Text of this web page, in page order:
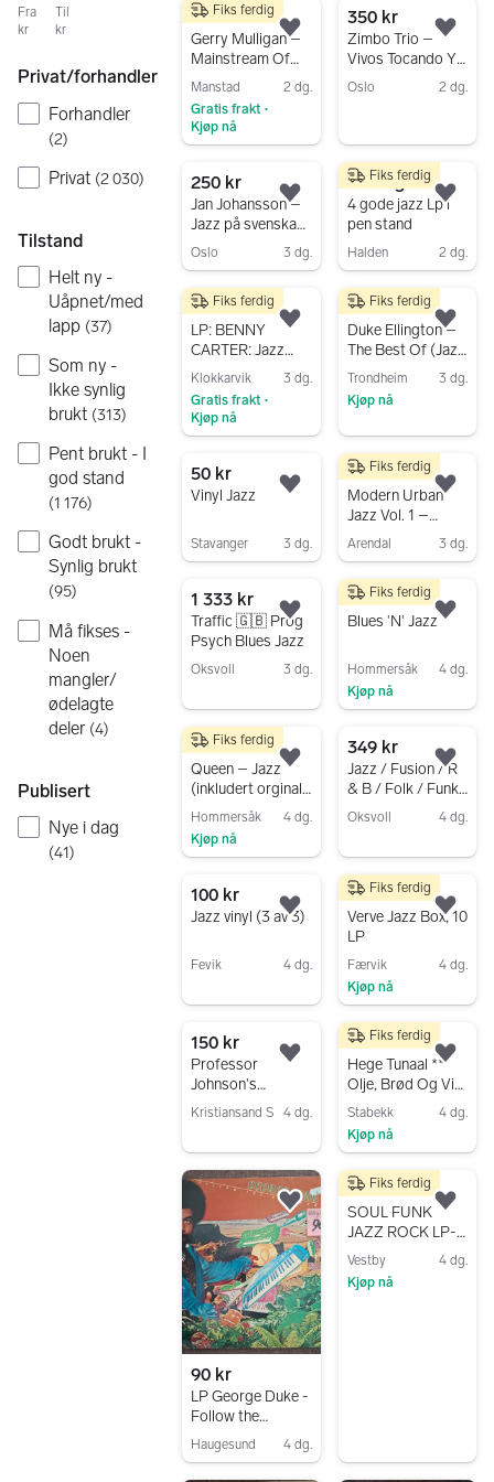
Fra
kr
Til
kr
Privat/forhandler
Forhandler
(2)
Privat (2 030)
Tilstand
Helt ny -
Uåpnet/med
lapp (37)
Som ny -
Ikke synlig
brukt (313)
Pent brukt - I
god stand
(1 176)
Godt brukt -
Synlig brukt
(95)
Må fikses -
Noen
mangler/
ødelagte
deler (4)
Publisert
Nye i dag
(41)
50 kr
Gerry Mulligan –
Mainstream Of
Jazz EP vinylplate
Manstad
2 dg.
Gratis frakt •
Kjøp nå
Fiks ferdig
Legg til som favoritt.
350 kr
Zimbo Trio –
Vivos Tocando Y
Con Buena Salud
Oslo 2 dg.
250 kr
Jan Johansson –
Jazz på svenska
LP
Oslo 3 dg.
Legg til som favoritt.
Til salgs
4 gode jazz Lp i
pen stand
Halden 2 dg.
Fiks ferdig
300 kr
LP: BENNY
CARTER: Jazz
Giant -
Records Acoustic
Sounds Series,
Klokkarvik
3 dg.
Gratis frakt •
Kjøp nå
Fiks ferdig
Legg til som favoritt.
150 kr
Duke Ellington –
The Best Of (Jazz
of World War
2nd) LP
Trondheim
3 dg.
Kjøp nå
Fiks ferdig
Gå til annonsen
50 kr
Vinyl Jazz
Stavanger 3 dg.
Legg til som favoritt.
175 kr
Modern Urban
Jazz Vol. 1 –
Various Artists
Wax CWL001)
Arendal 3 dg.
Fiks ferdig
1 333 kr
Traffic 🇬🇧 Prog
Psych Blues Jazz
Oksvoll 3 dg.
Legg til som favoritt.
125 kr
Blues 'N' Jazz
Hommersåk
4 dg.
Kjøp nå
Fiks ferdig
795 kr
Queen – Jazz
(inkludert orginalt
poster/plakat)
Hommersåk
4 dg.
Kjøp nå
Fiks ferdig
Legg til som favoritt.
349 kr
Jazz / Fusion / R
& B / Folk / Funk
/ Soul
Oksvoll 4 dg.
100 kr
Jazz vinyl (3 av 3)
Fevik 4 dg.
Legg til som favoritt.
1 000 kr
Verve Jazz Box, 10
LP
Færvik
4 dg.
Kjøp nå
Fiks ferdig
150 kr
Professor
Johnson's
Astounding
Kristiansand S 4 dg.
Legg til som favoritt.
100 kr
Hege Tunaal **
Olje, Brød Og Vin
** LP ** 1972 **
Stabekk
4 dg.
Kjøp nå
Fiks ferdig
90 kr
LP George Duke -
Follow the
rainbow (Jazz)
Haugesund 4 dg.
Legg til som favoritt.
800 kr
SOUL FUNK
JAZZ ROCK LP-
plater til 50,- pr
stk. (5 for 200,-)
Vestby
4 dg.
Kjøp nå
Fiks ferdig